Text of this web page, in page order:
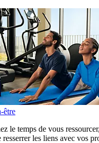
être
le temps de vous
resserrer les liens avec vos